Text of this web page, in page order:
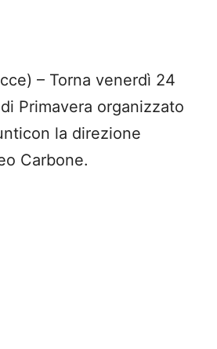
– Torna venerdì 24
Primavera organizzato
la direzione
Carbone.